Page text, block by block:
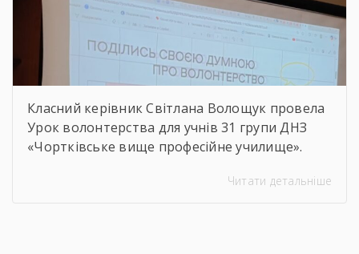
Класний керівник Світлана Волощук провела
Урок волонтерства для учнів 31 групи ДНЗ
«Чортківське вище професійне училище».
урок відбувся онлайн, у живому спілкуванні, з
Читати детальніше